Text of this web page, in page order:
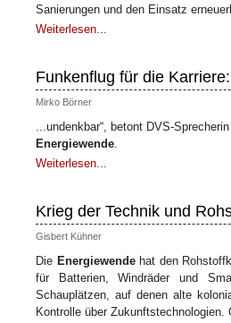
Sanierungen und den Einsatz
Weiterlesen...
Funkenflug für die
Mirko Börner
...undenkbar“, betont DVS-
Energiewende.
Weiterlesen...
Krieg der Technik und
Gisbert Kühner
Die Energiewendehat den
für Batterien, Windräder und
Schauplätzen, auf denen alte
Kontrolle über